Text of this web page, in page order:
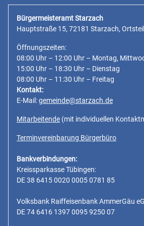
Bürgermeisteramt Starzach
Hauptstraße 15, 72181 Starzach,
Öffnungszeiten:
08:00 Uhr – 12:00 Uhr – Montag,
15:00 Uhr – 18:30 Uhr – Dienstag
08:00 Uhr – 11:30 Uhr – Freitag
Kontakt:
E-Mail:gemeinde@starzach.de
Mitarbeitende (mit individuellen
Terminvereinbarung Bürgerbüro
Bankverbindungen:
Kreissparkasse Tübingen:
DE 38 6415 0020 0005 0781 85
Volksbank Raiffeisenbank AmmerGäu
DE 74 6416 1397 0095 9250 07